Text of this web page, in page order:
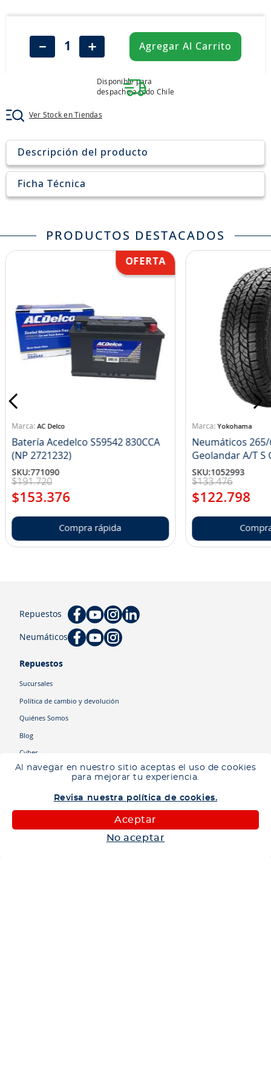
Al navegar en nuestro sitio aceptas el uso de cookies
para mejorar tu experiencia.
Revisa nuestra política de cookies.
Aceptar
No aceptar
＋
－ Agregar Al Carrito
Disponible para
despacho a todo Chile
Ver Stock en Tiendas
Descripción del producto
Ficha Técnica
PRODUCTOS DESTACADOS
AC Delco
Batería Acedelco S59542 830CCA
(NP 2721232)
SKU:771090
$191.720
$153.376
Compra rápida
Yokohama
Neumáticos 265/
SKU:1052993
$133.476
$122.798
Repuestos
Neumáticos
Repuestos
Sucursales
Política de cambio y devolución
Quiénes Somos
Blog
Cyber
neumáticos 235